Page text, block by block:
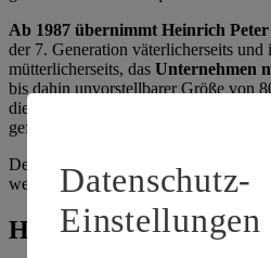
Ab 1987 übernimmt Heinrich
der 7. Generation väterlicherseits und
mütterlicherseits, das Unternehmen
bis dahin unvorstellbarer Größe von
diese n
geführt.
Der Markt wurde dann in den Jahren
weitere 150qm erweitert.
Highlights in unserer
Datenschutz-
Einstellungen